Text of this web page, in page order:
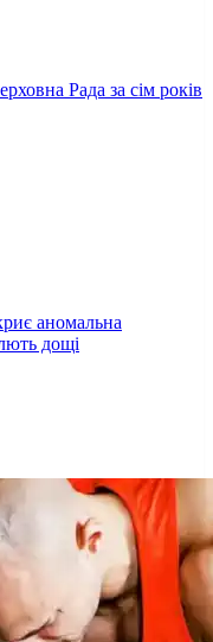
Рада за сім років
аномальна
дощі